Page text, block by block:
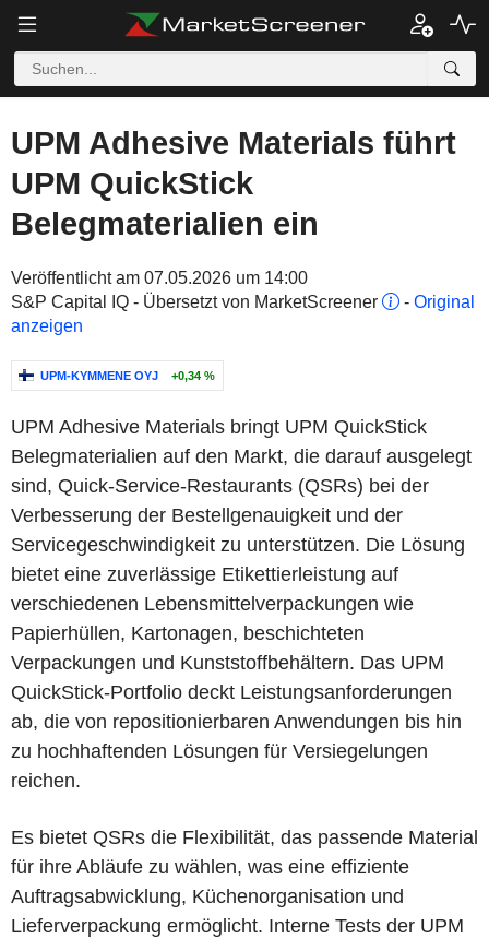
UPM Adhesive Materials führt
UPM QuickStick
Belegmaterialien ein
Veröffentlicht am 07.05.2026 um 14:00
S&P Capital IQ - Übersetzt von MarketScreener
- Original
anzeigen
UPM-KYMMENE OYJ +0,34 %
UPM Adhesive Materials bringt UPM QuickStick
Belegmaterialien auf den Markt, die darauf ausgelegt
sind, Quick-Service-Restaurants (QSRs) bei der
Verbesserung der Bestellgenauigkeit und der
Servicegeschwindigkeit zu unterstützen. Die Lösung
bietet eine zuverlässige Etikettierleistung auf
verschiedenen Lebensmittelverpackungen wie
Papierhüllen, Kartonagen, beschichteten
Verpackungen und Kunststoffbehältern. Das UPM
QuickStick-Portfolio deckt Leistungsanforderungen
ab, die von repositionierbaren Anwendungen bis hin
zu hochhaftenden Lösungen für Versiegelungen
reichen.
Es bietet QSRs die Flexibilität, das passende Material
für ihre Abläufe zu wählen, was eine effiziente
Auftragsabwicklung, Küchenorganisation und
Lieferverpackung ermöglicht. Interne Tests der UPM